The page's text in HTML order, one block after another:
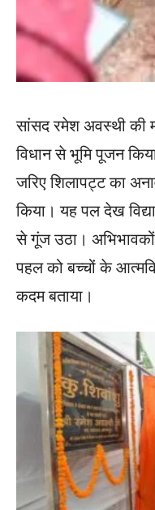
सांसद रमेश अवस्थी की
विधान से भूमि पूजन
जरिए शिलापट्ट का
किया। यह पल देख
से गूंज उठा।
पहल को बच्चों के
कदम बताया।